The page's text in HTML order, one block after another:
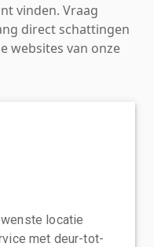
vinden. Vraag
direct schattingen
websites van onze
locatie
met deur-tot-